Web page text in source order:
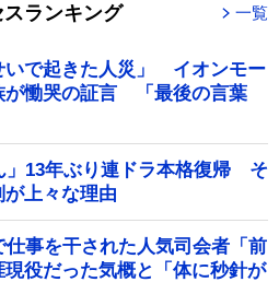
スランキング 一覧
いで起きた人災」 イオンモー
が慟哭の証言 「最後の言葉
」13年ぶり連ドラ本格復帰 そ
上々な理由
仕事を干された人気司会者「前
役だった気概と「体に秒針が